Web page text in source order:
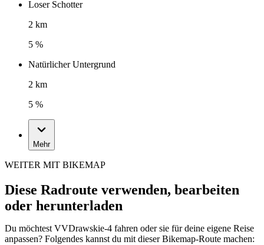
Loser Schotter
2 km
5 %
Natürlicher Untergrund
2 km
5 %
Mehr
WEITER MIT BIKEMAP
Diese Radroute verwenden, bearbeiten
oder herunterladen
Du möchtest VVDrawskie-4 fahren oder sie für deine eigene Reise
anpassen? Folgendes kannst du mit dieser Bikemap-Route machen: